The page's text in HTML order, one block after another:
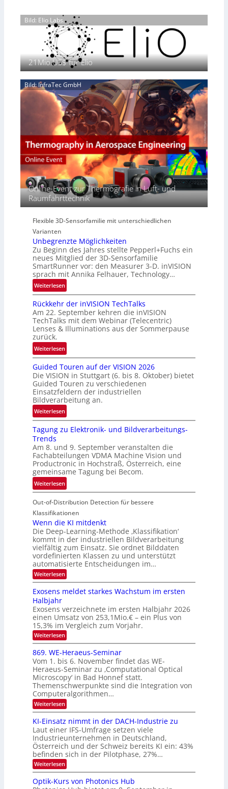
g
h
t
2
0
2
s
i
c
h
a
n
S
e
r
e
t
s
S
e
i
e
s
-
u
n
d
e
P
r
ä
s
e
n
i
n
E
E
A
-
R
e
o
n
m
e
p
a
g
e
‚
H
y
p
s
p
e
c
r
a
l
N
s
‘
Bild: Elio Labs.
21Mio.US$ für Elio
Bild: InfraTec GmbH
Online-Event zur Thermografie in Luft- und
Raumfahrttechnik
Flexible 3D-Sensorfamilie mit unterschiedlichen
Varianten
Unbegrenzte Möglichkeiten
Zu Beginn des Jahres stellte Pepperl+Fuchs ein
neues Mitglied der 3D-Sensorfamilie
SmartRunner vor: den Measurer 3-D. inVISION
sprach mit Annika Felhauer, Technology…
Weiterlesen:
U
n
b
e
g
r
e
z
t
e
M
ö
g
l
c
h
k
e
i
n
Rückkehr der inVISION TechTalks
Am 22. September kehren die inVISION
TechTalks mit dem Webinar (Telecentric)
Lenses & Illuminations aus der Sommerpause
zurück.
Weiterlesen:
R
ü
c
k
k
e
h
e
r
i
n
V
I
S
I
O
N
T
e
c
h
T
a
k
s
Guided Touren auf der VISION 2026
Die VISION in Stuttgart (6. bis 8. Oktober) bietet
Guided Touren zu verschiedenen
Einsatzfeldern der industriellen
Bildverarbeitung an.
Weiterlesen:
G
u
d
e
d
T
o
e
n
a
u
f
d
e
r
V
S
I
O
N
2
0
2
6
Tagung zu Elektronik- und Bildverarbeitungs-
Trends
Am 8. und 9. September veranstalten die
Fachabteilungen VDMA Machine Vision und
Productronic in Hochstraß, Österreich, eine
gemeinsame Tagung bei Becom.
Weiterlesen:
T
a
g
u
n
g
z
u
E
l
e
t
r
o
n
k
-
u
n
d
B
i
l
d
v
e
r
a
r
Out-of-Distribution Detection für bessere
Klassifikationen
Wenn die KI mitdenkt
Die Deep-Learning-Methode ‚Klassifikation‘
kommt in der industriellen Bildverarbeitung
vielfältig zum Einsatz. Sie ordnet Bilddaten
vordefinierten Klassen zu und unterstützt
automatisierte Entscheidungen im…
Weiterlesen:
W
n
d
i
e
K
I
m
i
t
d
e
n
k
t
Exosens meldet starkes Wachstum im ersten
Halbjahr
Exosens verzeichnete im ersten Halbjahr 2026
einen Umsatz von 253,1Mio.€ – ein Plus von
15,3% im Vergleich zum Vorjahr.
Weiterlesen:
E
x
o
s
e
n
s
m
e
l
d
e
t
s
t
a
r
k
e
W
869. WE-Heraeus-Seminar
Vom 1. bis 6. November findet das WE-
Heraeus-Seminar zu ‚Computational Optical
Microscopy‘ in Bad Honnef statt.
Themenschwerpunkte sind die Integration von
Computeralgorithmen…
Weiterlesen:
8
9
.
W
E
-
H
e
r
a
KI-Einsatz nimmt in der DACH-Industrie zu
Laut einer IFS-Umfrage setzen viele
Industrieunternehmen in Deutschland,
Österreich und der Schweiz bereits KI ein: 43%
befinden sich in der Pilotphase, 27%…
Weiterlesen:
K
-
Optik-Kurs von Photonics Hub